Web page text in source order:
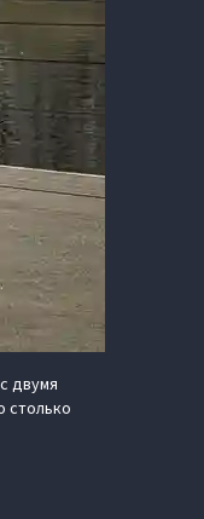
двумя
столько